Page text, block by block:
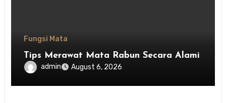
Fungsi Mata
Tips Merawat Mata Rabun Secara Alami
admin August 6, 2026